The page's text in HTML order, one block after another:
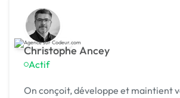
Christophe Ancey
Actif
On conçoit, développe et maintient